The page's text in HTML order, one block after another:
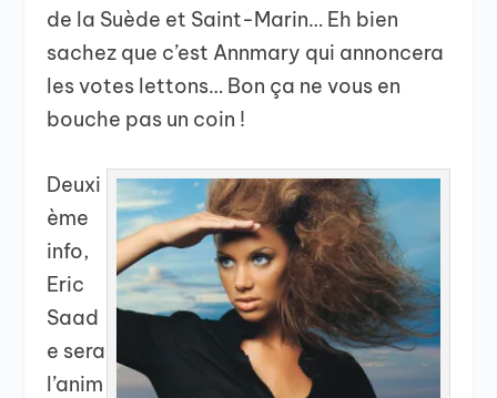
de la Suède et Saint-Marin… Eh bien
sachez que c’est Annmary qui annoncera
les votes lettons… Bon ça ne vous en
bouche pas un coin !
Deuxi
ème
info,
Eric
Saad
e sera
l’anim